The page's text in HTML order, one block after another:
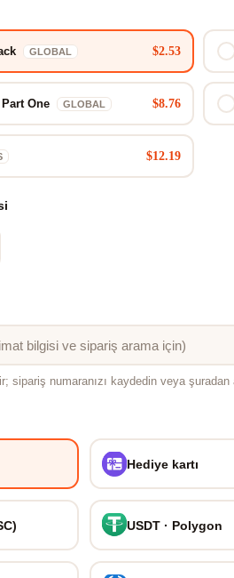
GLOBAL $2.53
One GLOBAL $8.76
$12.19
sipariş numaranızı kaydedin veya şuradan
Hediye kartı
USDT · Polygon